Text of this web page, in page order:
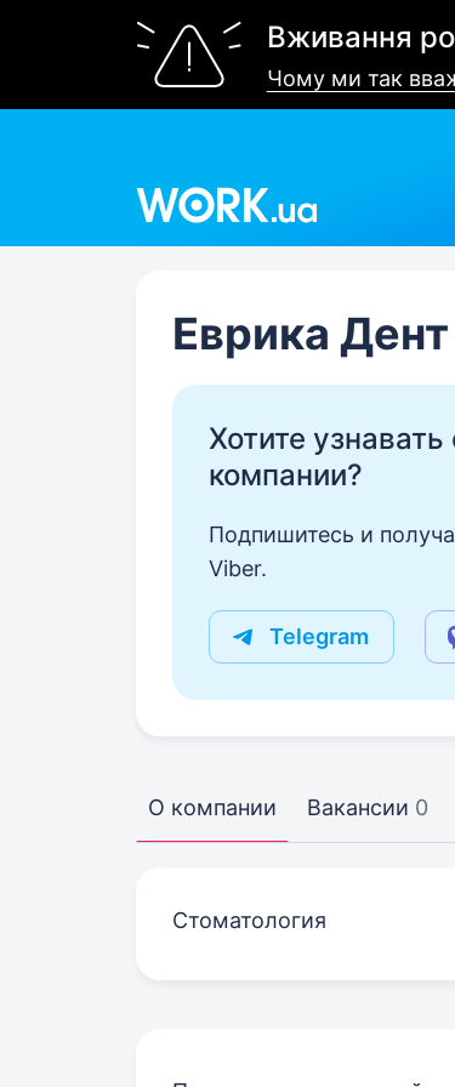
Вживання
Чому ми так
Еврика Дент
Хотите
компании?
Подпишитесь и
Viber.
Telegram
О компании Вакансии 0
Стоматология